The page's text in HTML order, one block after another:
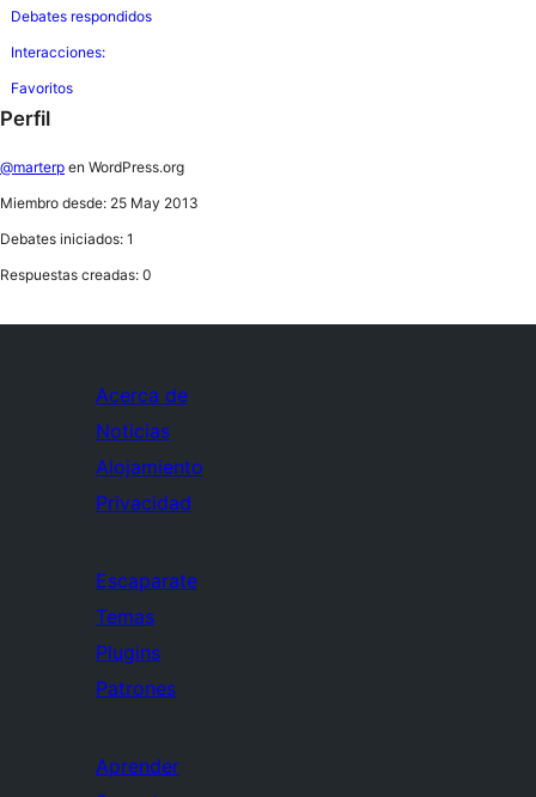
Debates respondidos
Interacciones:
Favoritos
Perfil
@marterp en WordPress.org
Miembro desde: 25 May 2013
Debates iniciados: 1
Respuestas creadas: 0
Acerca de
Noticias
Alojamiento
Privacidad
Escaparate
Temas
Plugins
Patrones
Aprender